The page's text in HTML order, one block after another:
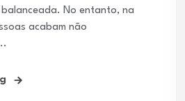
No entanto, na
acabam não